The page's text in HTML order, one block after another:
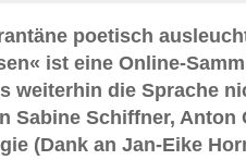
poetisch
ist eine Online-
weiterhin die Sprache
Sabine Schiffner, Anton
(Dank an Jan-Eike